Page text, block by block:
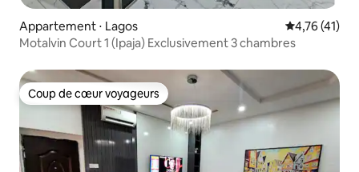
Appartement ⋅ Lagos Évaluation
4,76 (41)
Motalvin Court 1 (Ipaja) Exclusivement 3 chambres
Coup de cœur voyageurs
Coup de cœur voyageurs